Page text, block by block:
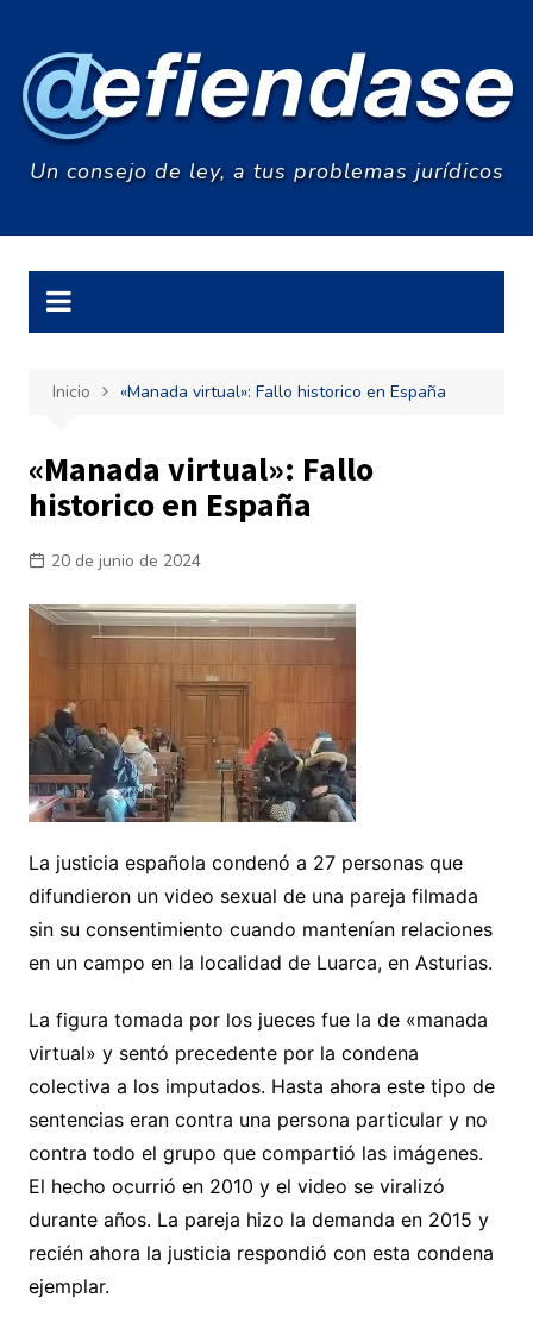
contenido
Un consejo de ley, a tus problemas jurídicos
Inicio «Manada virtual»: Fallo historico en España
«Manada virtual»: Fallo
historico en España
20 de junio de 2024
La justicia española condenó a 27 personas que
difundieron un video sexual de una pareja filmada
sin su consentimiento cuando mantenían relaciones
en un campo en la localidad de Luarca, en Asturias.
La figura tomada por los jueces fue la de «manada
virtual» y sentó precedente por la condena
colectiva a los imputados. Hasta ahora este tipo de
sentencias eran contra una persona particular y no
contra todo el grupo que compartió las imágenes.
El hecho ocurrió en 2010 y el video se viralizó
durante años. La pareja hizo la demanda en 2015 y
recién ahora la justicia respondió con esta condena
ejemplar.